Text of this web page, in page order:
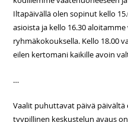
Iltapäivällä olen sopinut kello
asioista ja kello 16.30
ryhmäkokouksella. Kello 18.00
eilen kertomani kaikille avoin
…
Vaalit puhuttavat päivä
tyypillinen keskustelun avaus